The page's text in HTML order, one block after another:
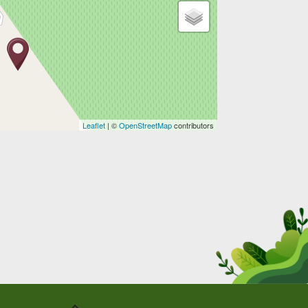
Leaflet | ©OpenStreetMapcontributors